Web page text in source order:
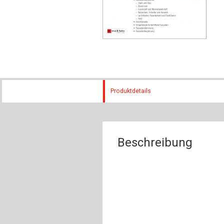
Produktdetails
Beschreibung